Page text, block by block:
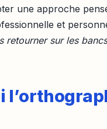
une approche
et
retourner sur les